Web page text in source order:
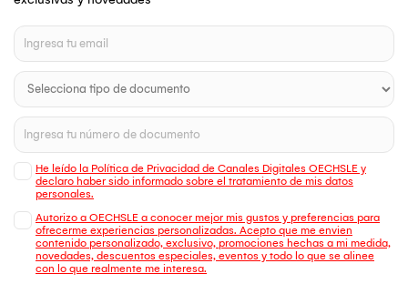
He leído la Política de Privacidad de Canales Digitales OECHSLE y
declaro haber sido informado sobre el tratamiento de mis datos
personales.
Autorizo a OECHSLE a conocer mejor mis gustos y preferencias para
ofrecerme experiencias personalizadas. Acepto que me envien
contenido personalizado, exclusivo, promociones hechas a mi medida,
novedades, descuentos especiales, eventos y todo lo que se alinee
con lo que realmente me interesa.